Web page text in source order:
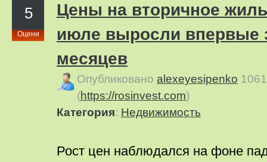
5
Оцени
Цены на вторичное
июле выросли впервые
месяцев
Опубликовано alexeyesipenko
(https://rosinvest.com)
Категория: Недвижимость
Рост цен наблюдался на фоне